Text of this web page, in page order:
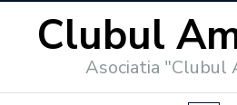
Clubul
Asociatia "Clubul